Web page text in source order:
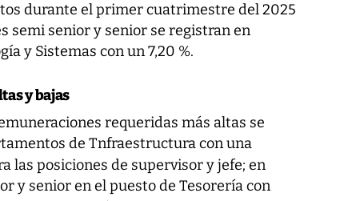
durante el primer cuatrimestre del 2025
semi senior y senior se registran en
y Sistemas con un 7,20 %.
y bajas
requeridas más altas se
de Tnfraestructura con una
las posiciones de supervisor y jefe; en
y senior en el puesto de Tesorería con